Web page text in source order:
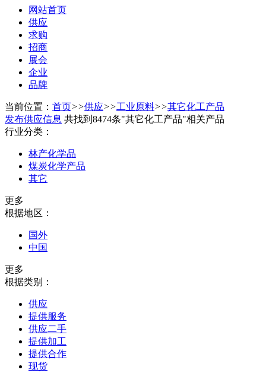
网站首页
供应
求购
招商
展会
企业
品牌
当前位置： 首页>>供应>>工业原料>>其它化工产品
发布供应信息 共找到8474条"其它化工产品"相关产品
行业分类：
林产化学品
煤炭化学产品
其它
更多
根据地区：
国外
中国
更多
根据类别：
供应
提供服务
供应二手
提供加工
提供合作
现货